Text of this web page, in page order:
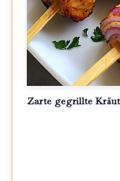
Zarte gegrillte